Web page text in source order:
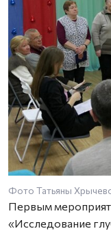
Фото Татьяны
Первым
«Исследование